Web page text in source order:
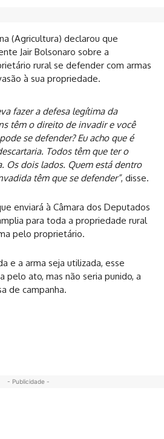
(Agricultura) declarou que
Jair Bolsonaro sobre a
rural se defender com armas
à sua propriedade.
fazer a defesa legítima da
têm o direito de invadir e você
se defender? Eu acho que é
Todos têm que ter o
Os dois lados. Quem está dentro
têm que se defender”, disse.
enviará à Câmara dos Deputados
para toda a propriedade rural
pelo proprietário.
e a arma seja utilizada, esse
pelo ato, mas não seria punido, a
de campanha.
- Publicidade -